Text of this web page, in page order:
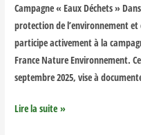
Campagne « Eaux Déchets »
protection de l’environnement et
participe activement à la
France Nature Environnement.
septembre 2025, vise à
Lire la suite »